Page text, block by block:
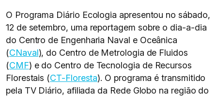
O Programa Diário Ecologia apresentou no sábado,
12 de setembro, uma reportagem sobre o dia-a-dia
do Centro de Engenharia Naval e Oceânica
(CNaval), do Centro de Metrologia de Fluidos
(CMF) e do Centro de Tecnologia de Recursos
Florestais (CT-Floresta). O programa é transmitido
pela TV Diário, afiliada da Rede Globo na região do